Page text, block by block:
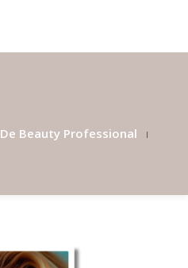
De Beauty Professional